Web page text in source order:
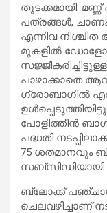
തുടക്കമായി.
പത്രങ്ങള്‍,
എന്നിവ
മുകളില്‍
പാഴാക്കാതെ
ഗ്രോബാഗില്‍
പോളിത്തീന്‍
പദ്ധതി
75 ശതമാനവും
ബ്ലോക്ക്
ചെലവഴിച്ചാണ്